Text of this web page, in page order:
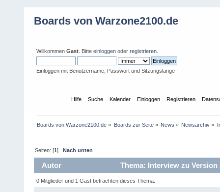
Boards von Warzone2100.de
Willkommen Gast . Bitte einloggen oder registrieren
Einloggen mit Benutzername, Passwort und Sitzungslänge
Hilfe Suche Kalender Einloggen Registrieren
Boards von Warzone2100.de » Boards zur Seite» News » Newsarchiv »
Seiten: [1]Nach unten
Autor Thema: Interview zu
0 Mitglieder und 1 Gast betrachten dieses Thema.